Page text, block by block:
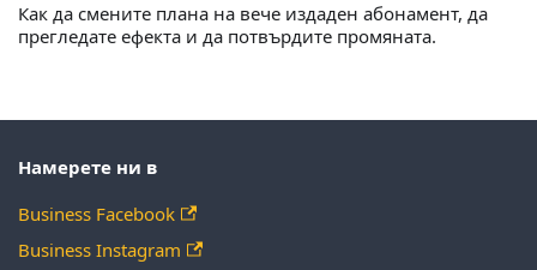
Как да смените плана на вече издаден абонамент, да
прегледате ефекта и да потвърдите промяната.
Намерете ни в
Business Facebook
Business Instagram